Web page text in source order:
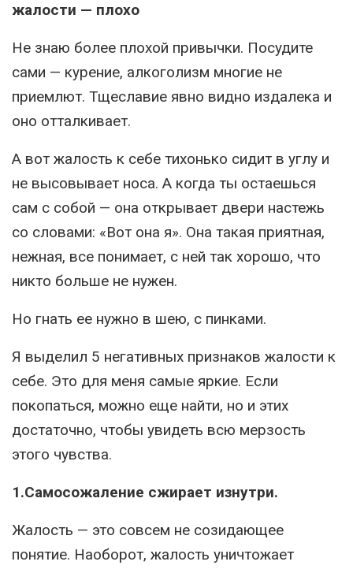
жалости — плохо
Не знаю более плохой привычки. Посудите
сами — курение, алкоголизм многие не
приемлют. Тщеславие явно видно издалека и
оно отталкивает.
А вот жалость к себе тихонько сидит в углу и
не высовывает носа. А когда ты остаешься
сам с собой — она открывает двери настежь
со словами: «Вот она я». Она такая приятная,
нежная, все понимает, с ней так хорошо, что
никто больше не нужен.
Но гнать ее нужно в шею, с пинками.
Я выделил 5 негативных признаков жалости к
себе. Это для меня самые яркие. Если
покопаться, можно еще найти, но и этих
достаточно, чтобы увидеть всю мерзость
этого чувства.
1.Самосожаление сжирает изнутри.
Жалость — это совсем не созидающее
понятие. Наоборот, жалость уничтожает